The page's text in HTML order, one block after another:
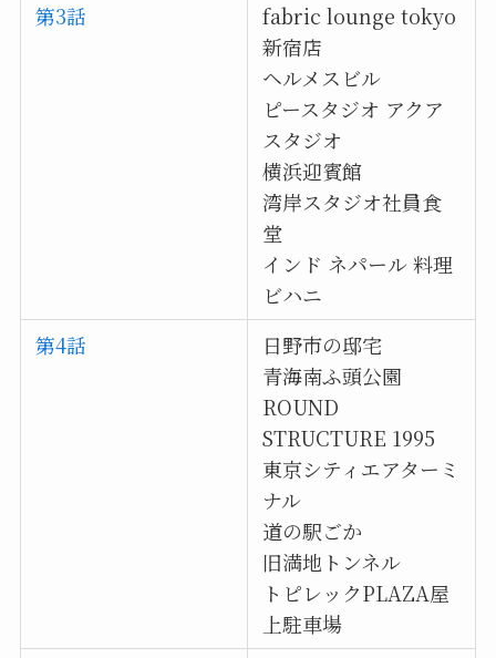
第3話
fabric lounge tokyo
新宿店
ヘルメスビル
ピースタジオ アクア
スタジオ
横浜迎賓館
湾岸スタジオ社員食
堂
インド ネパール 料理
ビハニ
第4話
日野市の邸宅
青海南ふ頭公園
ROUND
STRUCTURE 1995
東京シティエアターミ
ナル
道の駅ごか
旧満地トンネル
トピレックPLAZA屋
上駐車場